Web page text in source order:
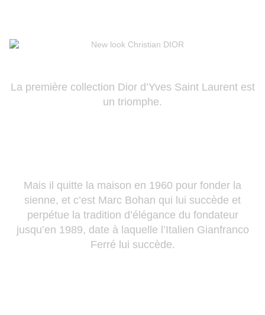
La première collection Dior d’Yves Saint Laurent est
un triomphe.
Mais il quitte la maison en 1960 pour fonder la
sienne, et c’est Marc Bohan qui lui succède et
perpétue la tradition d’élégance du fondateur
jusqu’en 1989, date à laquelle l’Italien Gianfranco
Ferré lui succède.